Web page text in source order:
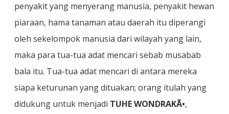
penyakit yang menyerang manusia, penyakit hewan
piaraan, hama tanaman atau daerah itu diperangi
oleh sekelompok manusia dari wilayah yang lain,
maka para tua-tua adat mencari sebab musabab
bala itu. Tua-tua adat mencari di antara mereka
siapa keturunan yang dituakan; orang itulah yang
didukung untuk menjadi TUHE WONDRAKÃ•,